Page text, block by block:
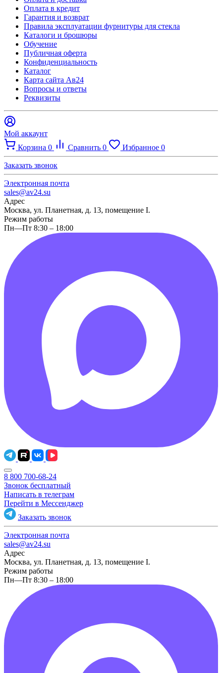
Оплата в кредит
Гарантия и возврат
Правила эксплуатации фурнитуры для стекла
Каталоги и брошюры
Обучение
Публичная оферта
Конфиденциальность
Каталог
Карта сайта Ав24
Вопросы и ответы
Реквизиты
Мой аккаунт
Корзина 0 Сравнить 0 Избранное 0
Заказать звонок
Электронная почта
sales@av24.su
Адрес
Москва, ул. Планетная, д. 13, помещение I.
Режим работы
Пн—Пт 8:30 – 18:00
8 800 700-68-24
Звонок бесплатный
Написать в телеграм
Перейти в Мессенджер
Заказать звонок
Электронная почта
sales@av24.su
Адрес
Москва, ул. Планетная, д. 13, помещение I.
Режим работы
Пн—Пт 8:30 – 18:00